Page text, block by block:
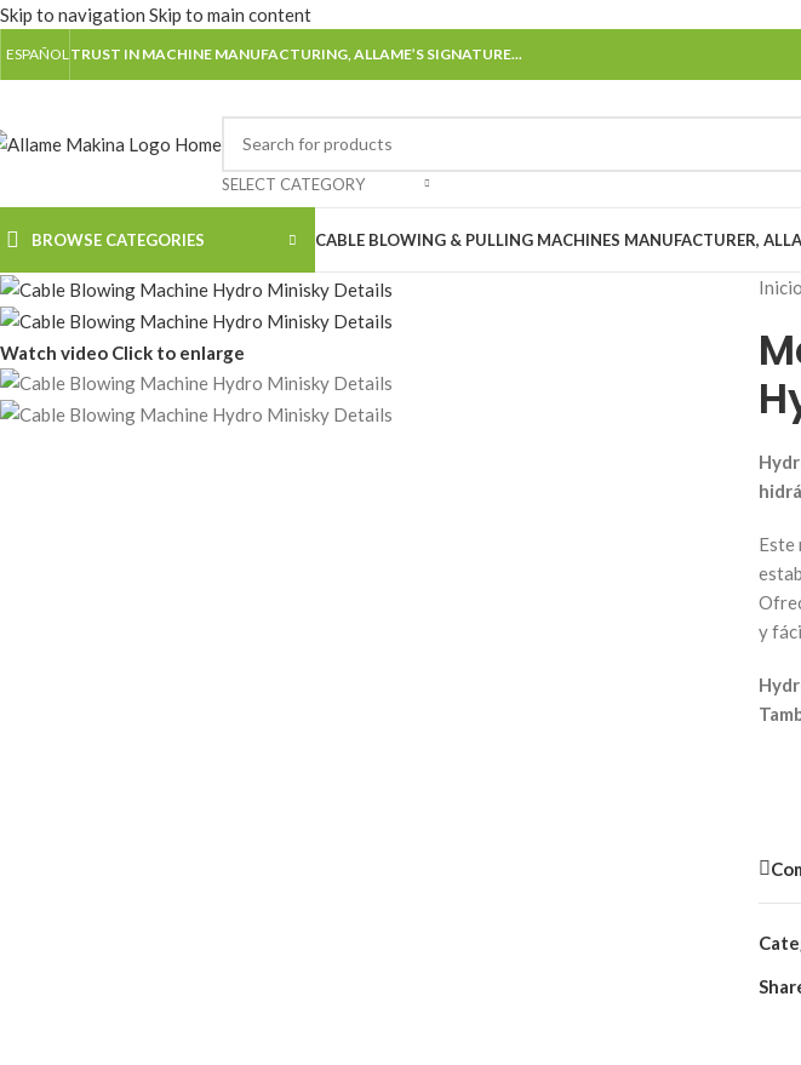
Skip to navigation Skip to main content
ESPAÑOLTRUST IN MACHINE MANUFACTURING, ALLAME’S SIGNATURE...
SELECT CATEGORY
BROWSE CATEGORIES CABLE BLOWING & PULLING MACHINES MANUFACTURER,
Watch video Click to enlarge
Inicio
Este
y